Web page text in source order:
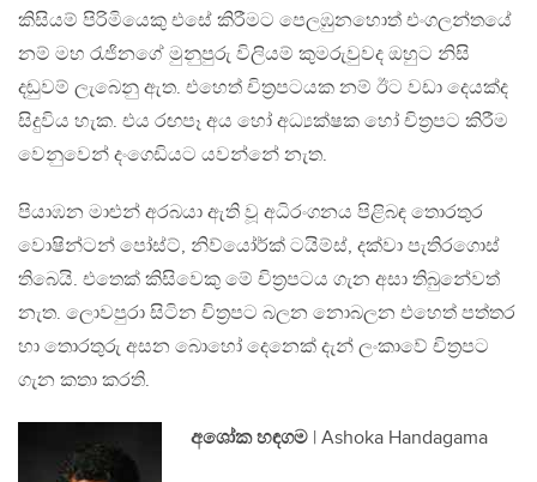
කිසියම් පිරිමියෙකු එසේ කිරීමට පෙලඹුනහොත් එංගලන්තයේ
නම් මහ රැජිනගේ මුනුපුරු විලියම් කුමරුවුවද ඔහුට නිසි
දඬුවම් ලැබෙනු ඇත. එහෙත් චිත්‍රපටයක නම් ඊට වඩා දෙයක්ද
සිදුවිය හැක. එය රඟපෑ අය හෝ අධ්‍යක්ෂක හෝ චිත්‍රපට කිරීම
වෙනුවෙන් දංගෙඩියට යවන්නේ නැත.
පියාඹන මාළුන් අරබයා ඇති වූ අධිරංගනය පිළිබඳ තොරතුර
වොෂින්ටන් පෝස්ට්, නිව්යෝර්ක් ටයිම්ස්, දක්වා පැතිරගොස්
තිබෙයි. එතෙක් කිසිවෙකු මේ චිත්‍රපටය ගැන අසා තිබුනේවත්
නැත. ලොවපුරා සිටින චිත්‍රපට බලන නොබලන එහෙත් පත්තර
හා තොරතුරු අසන බොහෝ දෙනෙක් දැන් ලංකාවේ චිත්‍රපට
ගැන කතා කරති.
අශෝක හඳගම | Ashoka Handagama